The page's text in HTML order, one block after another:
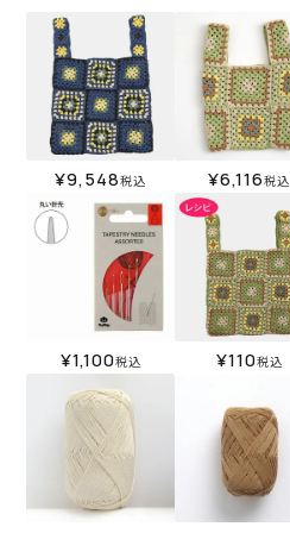
¥9,548税込 ¥6,116税込
¥1,100税込 ¥110税込